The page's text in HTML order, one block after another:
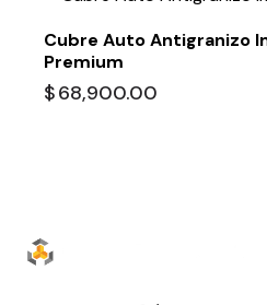
Cubre Auto Antigranizo
Premium
$68,900.00